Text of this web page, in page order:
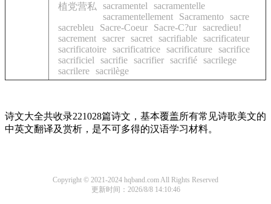
植党营私
sacramentel
sacramentelle
sacramentellement
Sacramento sacre
sacrebleu
Sacre-Coeur Sacre-C?ur sacredieu!
sacrement sacrer sacret sacrifiable sacrificateur
sacrificatoire sacrificatrice sacrificature sacrifice
sacrificiel
sacrifie sacrifier sacrifié sacrilege
sacrilere sacrilège
诗文大全共收录221028篇诗文，基本覆盖所有常见诗歌美文的
中英文翻译及赏析，是不可多得的汉语学习材料。
Copyright © 2021-2024 hqband.com All Rights Reserved
更新时间：2026/8/8 14:10:46